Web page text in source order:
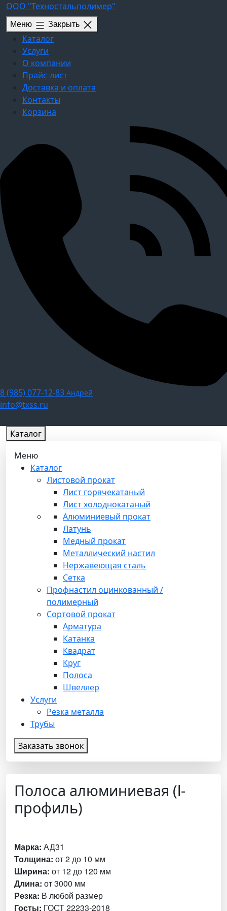
Перейти
содержимому
ООО "Техностальполимер"
Меню Закрыть
Каталог
Услуги
О компании
Прайс-лист
Доставка и оплата
Контакты
Корзина
8 (985) 077-12-83 Андрей
info@txss.ru
Каталог
Меню
Каталог
Листовой прокат
Лист горячекатаный
Лист холоднокатаный
Алюминиевый прокат
Латунь
Медный прокат
Металлический настил
Нержавеющая сталь
Сетка
Профнастил оцинкованный /
полимерный
Сортовой прокат
Арматура
Катанка
Квадрат
Круг
Полоса
Швеллер
Услуги
Резка металла
Трубы
Заказать звонок
Полоса алюминиевая (l-
профиль)
Марка: АД31
Толщина: от 2 до 10 мм
Ширина: от 12 до 120 мм
Длина: от 3000 мм
Резка: В любой размер
Госты: ГОСТ 22233-2018